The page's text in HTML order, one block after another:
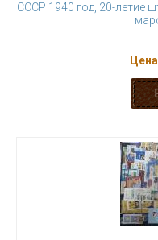
СССР 1940 год, 20-летие